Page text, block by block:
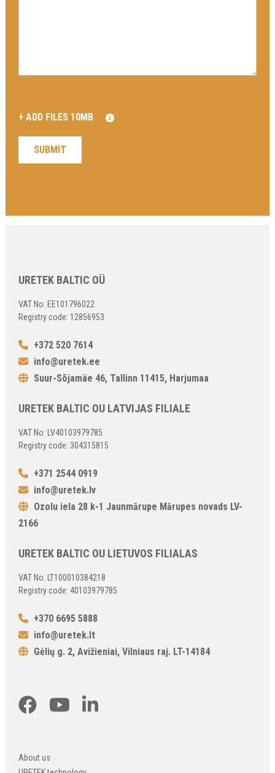
URETEK BALTIC OÜ
VAT No: EE101796022
Registry code: 12856953
+372 520 7614
info@uretek.ee
Suur-Sõjamäe 46, Tallinn 11415, Harjumaa
URETEK BALTIC OU LATVIJAS FILIALE
VAT No: LV40103979785
Registry code: 304315815
+371 2544 0919
info@uretek.lv
Ozolu iela 28 k-1 Jaunmārupe Mārupes novads LV-
2166
URETEK BALTIC OU LIETUVOS FILIALAS
VAT No: LT100010384218
Registry code: 40103979785
+370 6695 5888
info@uretek.lt
Gėlių g. 2, Avižieniai, Vilniaus raj. LT-14184
About us